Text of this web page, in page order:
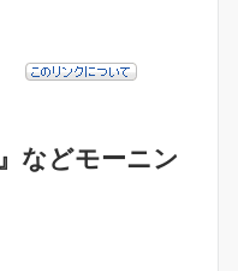
などモーニン